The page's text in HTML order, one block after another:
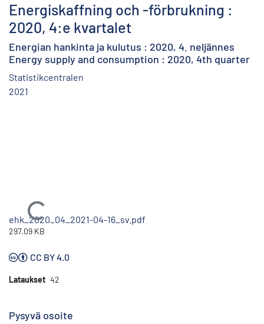
Energiskaffning och -förbrukning :
2020, 4:e kvartalet
Energian hankinta ja kulutus : 2020, 4. neljännes
Energy supply and consumption : 2020, 4th quarter
Statistikcentralen
2021
Ladataan...
ehk_2020_04_2021-04-16_sv.pdf
297.09 KB
CC BY 4.0
Lataukset 42
Pysyvä osoite